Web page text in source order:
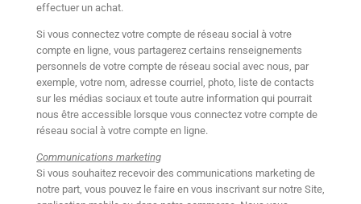
effectuer un achat.
Si vous connectez votre compte de réseau social à votre
compte en ligne, vous partagerez certains renseignements
personnels de votre compte de réseau social avec nous, par
exemple, votre nom, adresse courriel, photo, liste de contacts
sur les médias sociaux et toute autre information qui pourrait
nous être accessible lorsque vous connectez votre compte de
réseau social à votre compte en ligne.
Communications marketing
Si vous souhaitez recevoir des communications marketing de
notre part, vous pouvez le faire en vous inscrivant sur notre Site,